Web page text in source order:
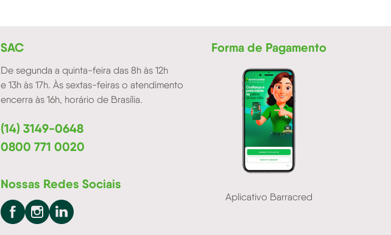
SAC
De segunda a quinta-feira das 8h às 12h
e 13h às 17h. Às sextas-feiras o atendimento
encerra às 16h, horário de Brasília.
(14) 3149-0648
0800 771 0020
Nossas Redes Sociais
Forma de Pagamento
Aplicativo Barracred